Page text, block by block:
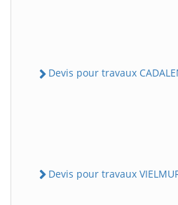
Devis pour travaux
Devis pour travaux